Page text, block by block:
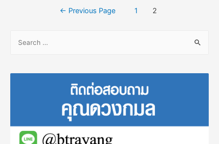
← Previous Page 1 2
r
o